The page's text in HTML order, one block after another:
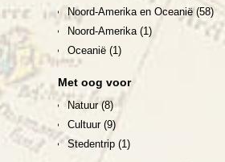
Noord-Amerika en Oceanië (58)
Noord-Amerika (1)
Oceanië (1)
Met oog voor
Natuur(8)
Cultuur (9)
Stedentrip (1)